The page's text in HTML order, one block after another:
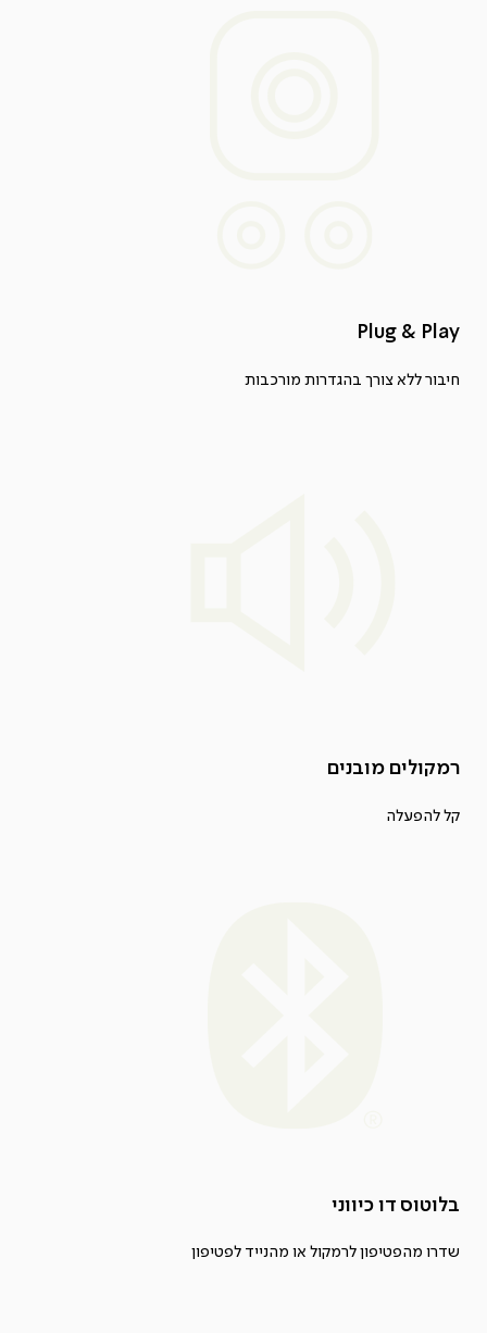
Plug & Play
חיבור ללא צורך בהגדרות מורכבות
רמקולים מובנים
קל להפעלה
בלוטוס דו כיווני
שדרו מהפטיפון לרמקול או מהנייד לפטיפון